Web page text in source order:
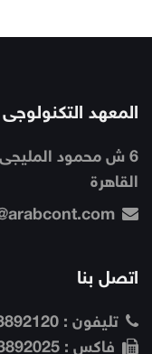
المعهد
6 ش محمود
القاهرة
اتصل بنا
تليفون : 02 2+
فاكس : 02 2+